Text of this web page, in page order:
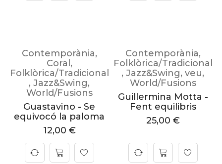
Contemporània,
Coral ,
Folklòrica/Tradicional
, Jazz&Swing,
World/Fusions
Guastavino - Se
equivocó la paloma
12,00 €
Contemporània,
Folklòrica/Tradicional
, Jazz&Swing, veu,
World/Fusions
Guillermina Motta -
Fent equilibris
25,00 €